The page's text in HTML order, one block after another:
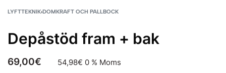
LYFTTEKNIK›DOMKRAFT OCH PALLBOCK
Depåstöd fram + bak
69,00€ 54,98€ 0 % Moms